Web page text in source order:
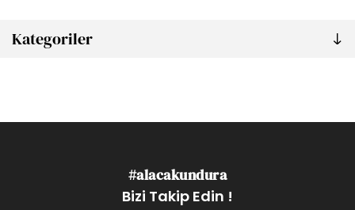
Kategoriler
#alacakundura
Bizi Takip Edin !